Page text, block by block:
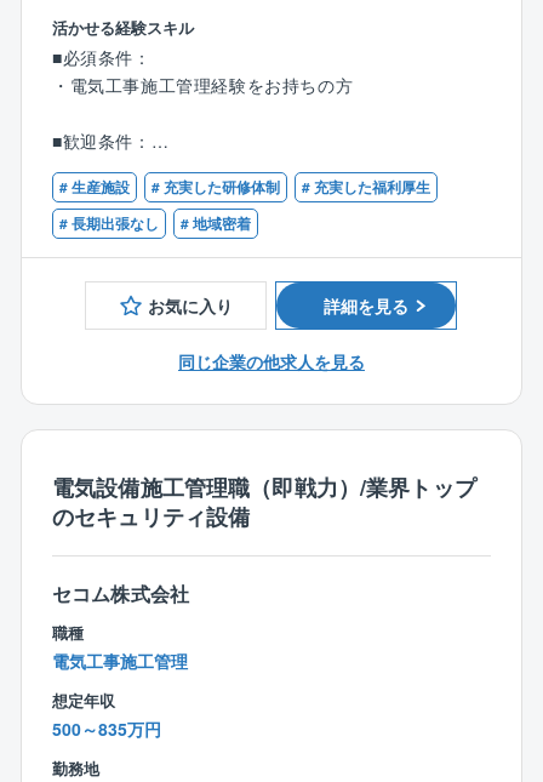
課部長などの管理職の評価査定には、部下の労務管理
に関する項目があり、会社全体で、働き方改革に取り
組んでいく姿勢を整えています。
の提供を商品とする会社だからこそ、サービスの提供
に欠かせない「人」を大切したいという考えのもと
に、成り立っています。
■野村不動産グループの安定した環境／充実の福利厚生
東証プライム市場上場の野村不動産ホールディングス
のグループ企業として安定した基盤と充実の福利厚生
手厚い住宅手当（社内審査あり）も完備しており、長
く活躍をいただける環境を整えております。またそれ
に伴い、管理戸数や売り上げも順調に推移しておりま
【業務内容】
同社と長年お取引のある大手メーカー様の工場にて、
小規模～大規模の施工管理（電気）業務をお任せしま
【業務詳細】
配属当初は先輩社員につきながら業務を学んでいただ
き、その後に下記の業務を徐々にお任せしていきま
す。
■建物内部での業務
・高圧幹線工事
・生産設備のための電気工事
・照明工事・放送設備工事・自動火災報知設備
・ネットワーク工事・セキュリティ工事など
・受電設備工事
・変電設備工事
・再生可能エネルギー設備工事など
【働き方について】
張している人の方が少ないです。
・残業時間を減らすために建設ディレクターのポジシ
ョンを設けるなど、施工管理の負担を減らすための施
活かせる経験スキル
■必須条件：
・電気工事施工管理経験をお持ちの方
■歓迎条件：
・第一種・第二種電気工事士の有資格者
・電気工事施工管理技士１級もしくは２級の有資格者
# 生産施設 # 充実した研修体制
# 充実した福利厚生
# 長期出張なし
# 地域密着
お気に入り 詳細を見る
同じ企業の他求人を見る
電気設備施工管理職（即戦力）/業界トップ
のセキュリティ設備
セコム株式会社
職種
電気工事施工管理
想定年収
500～835万円
勤務地